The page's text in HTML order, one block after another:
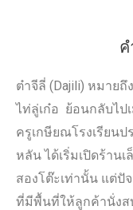
ต๋าจีลี่ (Dajili) หมาย
ไท่ลู่เก๋อ ย้อนกลับไป
ครูเกษียณโรงเรียนป
หลัน ได้เริ่มเปิดร้าน
สองโต๊ะเท่านั้น แต่ปั
ที่มีพื้นที่ให้ลูกค้านั่งส